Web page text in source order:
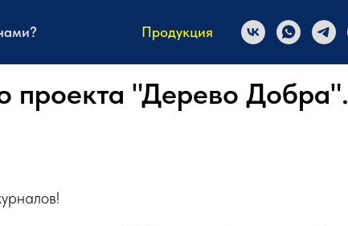
Продукция
проекта "Дерево Добра".